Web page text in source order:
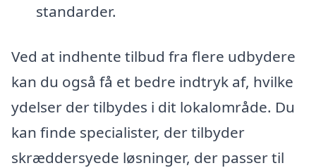
standarder.
Ved at indhente tilbud fra flere udbydere
kan du også få et bedre indtryk af, hvilke
ydelser der tilbydes i dit lokalområde. Du
kan finde specialister, der tilbyder
skræddersyede løsninger, der passer til